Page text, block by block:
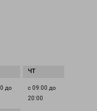
до
с 09:00 до
20:00